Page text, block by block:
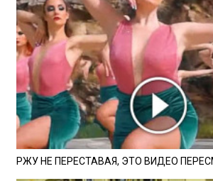
РЖУ НЕ ПЕРЕСТАВАЯ, ЭТО ВИДЕО